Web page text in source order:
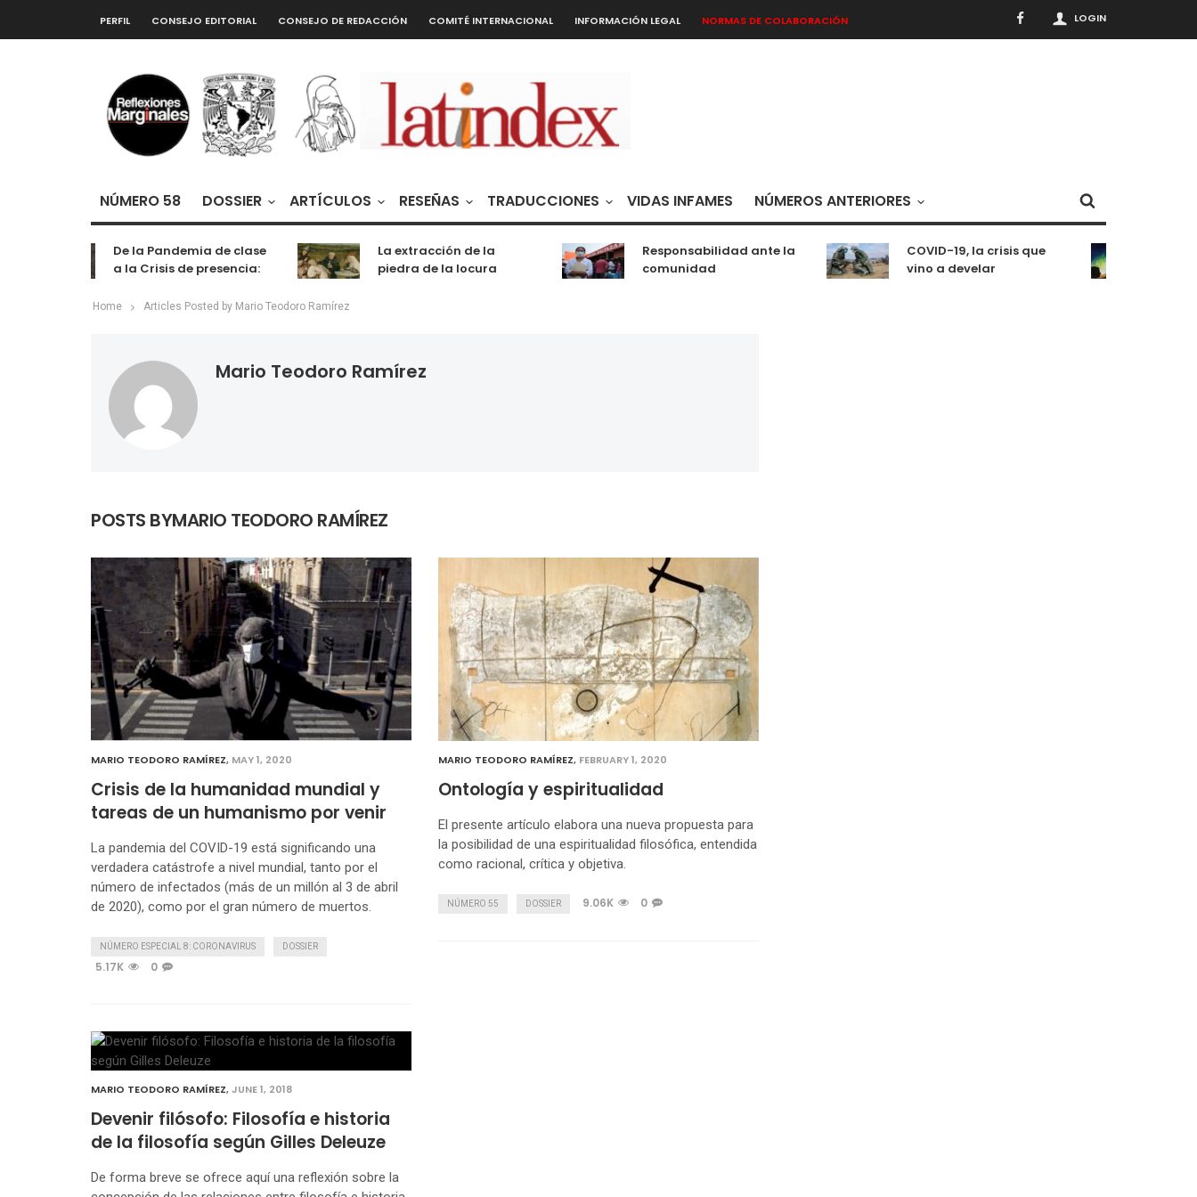
LOGIN
PERFIL CONSEJO EDITORIAL CONSEJO DE REDACCIÓN COMITÉ INTERNACIONAL INFORMACIÓN LEGAL NORMAS DE COLABORACIÓN
NÚMERO 58 DOSSIER ARTÍCULOS RESEÑAS TRADUCCIONES VIDAS INFAMES NÚMEROS ANTERIORES
De la Pandemia de clase
a la Crisis de presencia:
entretenimiento
La extracción de la
piedra de la locura
Responsabilidad ante la
comunidad
COVID-19, la crisis que
vino a develar
Home Articles Posted by Mario Teodoro Ramírez
Mario Teodoro Ramírez
POSTS BYMARIO TEODORO RAMÍREZ
MARIO TEODORO RAMÍREZ, MAY 1, 2020
Crisis de la humanidad mundial y
tareas de un humanismo por venir
La pandemia del COVID-19 está significando una
verdadera catástrofe a nivel mundial, tanto por el
número de infectados (más de un millón al 3 de abril
de 2020), como por el gran número de muertos.
NÚMERO ESPECIAL 8: CORONAVIRUS DOSSIER
5.17K 0
MARIO TEODORO RAMÍREZ, FEBRUARY 1, 2020
Ontología y espiritualidad
El presente artículo elabora una nueva propuesta para
la posibilidad de una espiritualidad filosófica, entendida
como racional, crítica y objetiva.
NÚMERO 55 DOSSIER 9.06K 0
MARIO TEODORO RAMÍREZ,JUNE 1, 2018
Devenir filósofo: Filosofía e historia
de la filosofía según Gilles Deleuze
De forma breve se ofrece aquí una reflexión sobre la